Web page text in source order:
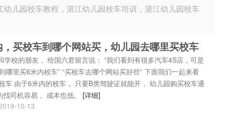
儿园校车教程，湛江幼儿园校车培训，湛江幼儿园校车
买校车到哪个网站买，幼儿园去哪里买校车
学校的朋友， 给国六君留言说： “我们看到有很多汽车4S店，可是
哪里买6米内校车” “买校车去哪个网站买好些” 下面我们一起来看
由于6米内的校车， 只要B类驾驶证就能开， 幼儿园购买校车通
司机容易， 成本也低。 [详细]
10-13